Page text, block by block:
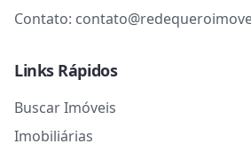
Contato:
Links Rápidos
Buscar Imóveis
Imobiliárias